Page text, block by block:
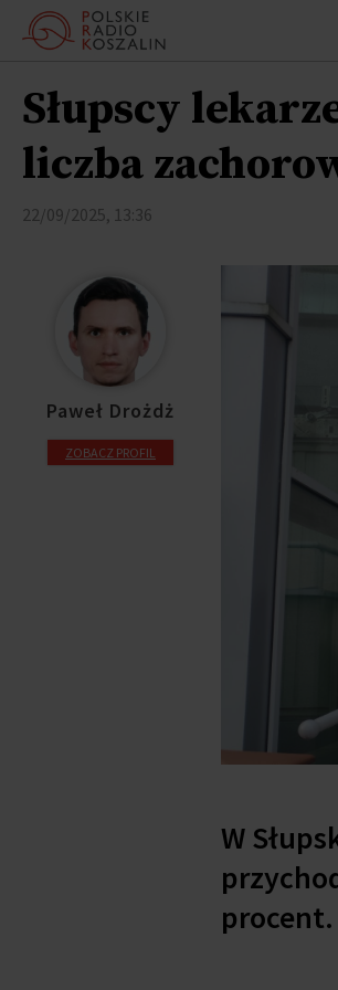
Słupscy
liczba
22/09/2025, 13:36
Paweł Drożdż
ZOBACZ PROFIL
W
procent.